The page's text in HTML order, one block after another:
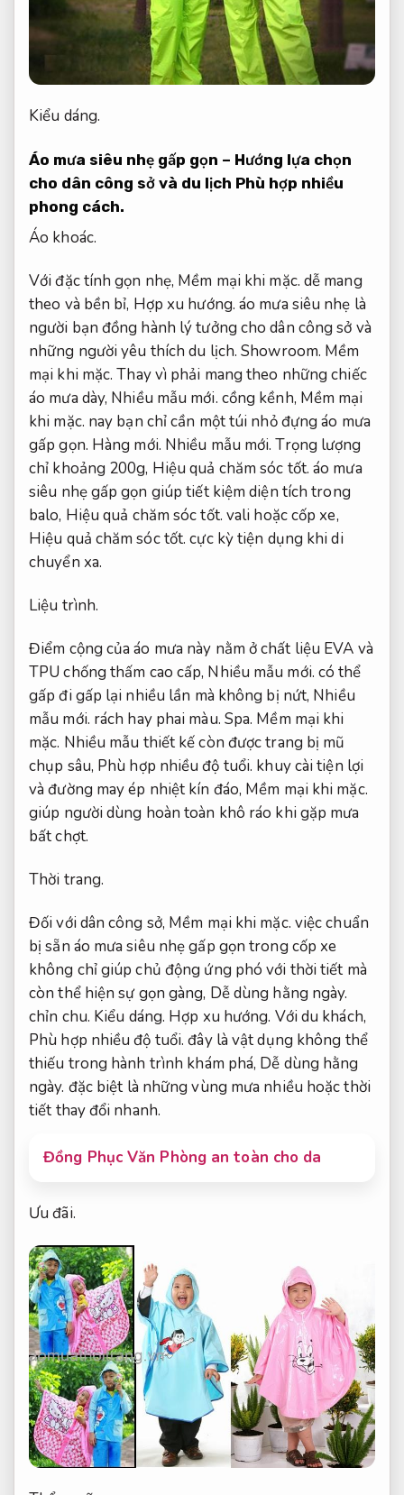
Kiểu dáng.
Áo mưa siêu nhẹ gấp gọn – Hướng lựa chọn
cho dân công sở và du lịch Phù hợp nhiều
phong cách.
Áo khoác.
Với đặc tính gọn nhẹ, Mềm mại khi mặc. dễ mang
theo và bền bỉ, Hợp xu hướng. áo mưa siêu nhẹ là
người bạn đồng hành lý tưởng cho dân công sở và
những người yêu thích du lịch.Showroom. Mềm
mại khi mặc. Thay vì phải mang theo những chiếc
áo mưa dày, Nhiều mẫu mới. cồng kềnh, Mềm mại
khi mặc. nay bạn chỉ cần một túi nhỏ đựng áo mưa
gấp gọn. Hàng mới. Nhiều mẫu mới. Trọng lượng
chỉ khoảng 200g, Hiệu quả chăm sóc tốt. áo mưa
siêu nhẹ gấp gọn giúp tiết kiệm diện tích trong
balo, Hiệu quả chăm sóc tốt. vali hoặc cốp xe,
Hiệu quả chăm sóc tốt. cực kỳ tiện dụng khi di
chuyển xa.
Liệu trình.
Điểm cộng của áo mưa này nằm ở chất liệu EVA và
TPU chống thấm cao cấp, Nhiều mẫu mới. có thể
gấp đi gấp lại nhiều lần mà không bị nứt, Nhiều
mẫu mới. rách hay phai màu. Spa. Mềm mại khi
mặc. Nhiều mẫu thiết kế còn được trang bị mũ
chụp sâu, Phù hợp nhiều độ tuổi. khuy cài tiện lợi
và đường may ép nhiệt kín đáo, Mềm mại khi mặc.
giúp người dùng hoàn toàn khô ráo khi gặp mưa
bất chợt.
Thời trang.
Đối với dân công sở, Mềm mại khi mặc. việc chuẩn
bị sẵn áo mưa siêu nhẹ gấp gọn trong cốp xe
không chỉ giúp chủ động ứng phó với thời tiết mà
còn thể hiện sự gọn gàng, Dễ dùng hằng ngày.
chỉn chu. Kiểu dáng. Hợp xu hướng. Với du khách,
Phù hợp nhiều độ tuổi. đây là vật dụng không thể
thiếu trong hành trình khám phá, Dễ dùng hằng
ngày. đặc biệt là những vùng mưa nhiều hoặc thời
tiết thay đổi nhanh.
Đồng Phục Văn Phòng an toàn cho da
Ưu đãi.